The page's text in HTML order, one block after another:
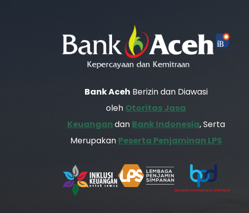
Bank Aceh Berizin dan Diawasi
oleh Otoritas Jasa
Keuangandan Bank Indonesia, Serta
Merupakan Peserta Penjaminan LPS